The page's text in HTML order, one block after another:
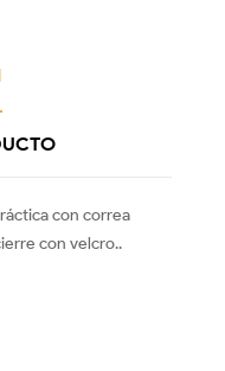
con correa
con velcro..